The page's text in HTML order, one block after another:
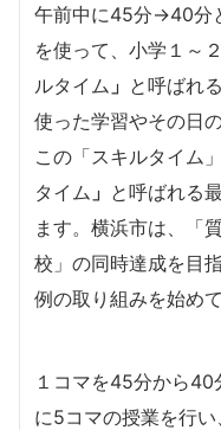
午前中に45分→40分
を使って、小学１～
ルタイム 」 と呼ばれ
使った学習やその日
この「スキルタイム
タイム 」 と呼ばれる
ます。横浜市は、「
校」の同時達成を目
例の取り組みを始めて
１コマを45分から40
に5コマの授業を行